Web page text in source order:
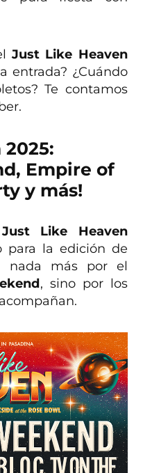
Just Like Heaven
entrada? ¿Cuándo
Te contamos
Empire of
y más!
Just Like Heaven
para la edición de
nada más por el
, sino por los